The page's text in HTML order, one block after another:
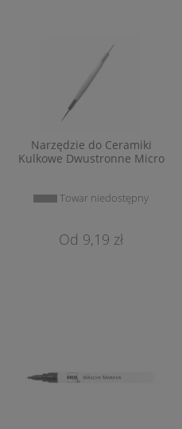
Narzędzie do Ceramiki
Kulkowe Dwustronne Micro
Towar niedostępny
9,19 zł